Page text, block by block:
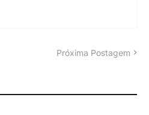
Próxima Postagem